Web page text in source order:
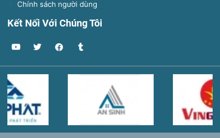
Chính sách người dùng
Kết Nối Với Chúng Tôi